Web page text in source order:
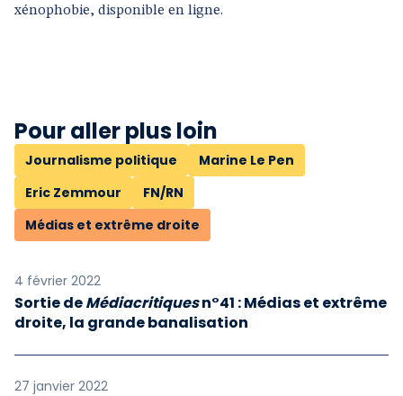
xénophobie, disponible en ligne.
Pour aller plus loin
Journalisme politique
Marine Le Pen
Eric Zemmour
FN/RN
Médias et extrême droite
4 février 2022
Sortie deMédiacritiquesn°41 : Médias et extrême
droite, la grande banalisation
27 janvier 2022